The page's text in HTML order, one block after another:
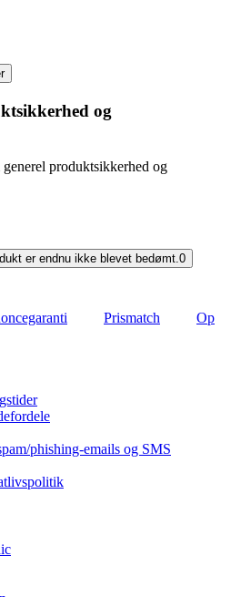
og
produktsikkerhed og
er endnu ikke blevet bedømt. 0
Prismatch
Op
phishing-emails og SMS